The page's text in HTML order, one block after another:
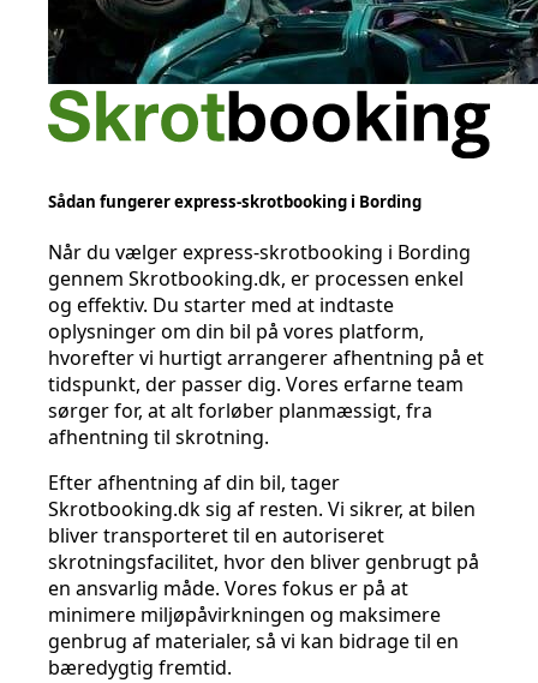
Sådan fungerer express-skrotbooking i Bording
Når du vælger express-skrotbooking i Bording
gennem Skrotbooking.dk, er processen enkel
og effektiv. Du starter med at indtaste
oplysninger om din bil på vores platform,
hvorefter vi hurtigt arrangerer afhentning på et
tidspunkt, der passer dig. Vores erfarne team
sørger for, at alt forløber planmæssigt, fra
afhentning til skrotning.
Efter afhentning af din bil, tager
Skrotbooking.dk sig af resten. Vi sikrer, at bilen
bliver transporteret til en autoriseret
skrotningsfacilitet, hvor den bliver genbrugt på
en ansvarlig måde. Vores fokus er på at
minimere miljøpåvirkningen og maksimere
genbrug af materialer, så vi kan bidrage til en
bæredygtig fremtid.